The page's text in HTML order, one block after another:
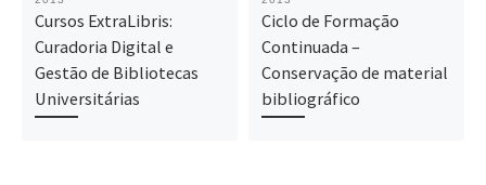
Cursos ExtraLibris:
Curadoria Digital e
Gestão de Bibliotecas
Universitárias
Ciclo de Formação
Continuada –
Conservação de material
bibliográfico